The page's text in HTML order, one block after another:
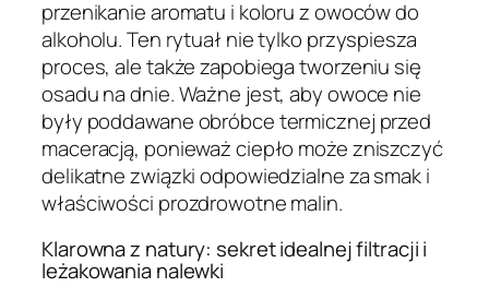
przenikanie aromatu i koloru z owoców do
alkoholu. Ten rytuał nie tylko przyspiesza
proces, ale także zapobiega tworzeniu się
osadu na dnie. Ważne jest, aby owoce nie
były poddawane obróbce termicznej przed
maceracją, ponieważ ciepło może zniszczyć
delikatne związki odpowiedzialne za smak i
właściwości prozdrowotne malin.
Klarowna z natury: sekret idealnej filtracji i
leżakowania nalewki